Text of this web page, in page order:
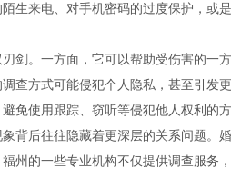
生来电、对手机密码的过度保护，或
剑。一方面，它可以帮助受伤害的一
查方式可能侵犯个人隐私，甚至引发
免使用跟踪、窃听等侵犯他人权利的
背后往往隐藏着更深层的关系问题。
州的一些专业机构不仅提供调查服务